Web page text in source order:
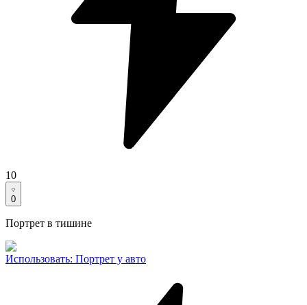
10
0
Портрет в тишине
Использовать: Портрет у авто